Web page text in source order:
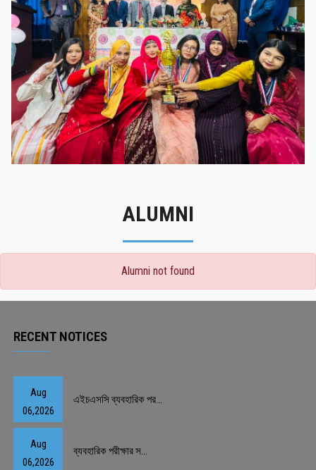
গৌরবের মুহূর্ত
গৌরবের মুহূর্ত
ALUMNI
Alumni not found
RECENT NOTICES
Aug
06,2026
এইচএসসি ব্যবহারিক পর...
Aug
06,2026
ব্যবহারিক পরীক্ষার স...